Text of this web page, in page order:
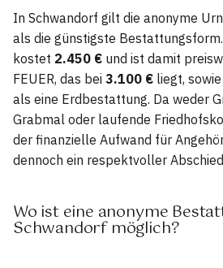
In Schwandorf gilt die anonyme
als die günstigste
kostet 2.450 € und ist damit
FEUER, das bei 3.100 € liegt,
als eine Erdbestattung. Da weder
Grabmal oder laufende
der finanzielle Aufwand für
dennoch ein respektvoller
Wo ist eine anonyme
Schwandorf möglich?